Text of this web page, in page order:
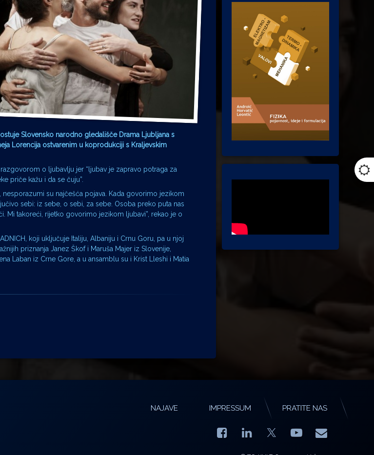
Slovensko narodno gledališče Drama Ljubljana s
Lorencija ostvarenim u koprodukciji s Kraljevskim
o ljubavlju jer “ljubav je zapravo potraga za
priče kažu i da se čuju”.
nesporazumi su najčešća pojava. Kada govorimo jezikom
sebi: iz sebe, o sebi, za sebe. Osoba preko puta nas
Mi takoreći, rijetko govorimo jezikom ljubavi”, rekao je o
koji uključuje Italiju, Albaniju i Crnu Goru, pa u njoj
priznanja Janez Škof i Maruša Majer iz Slovenije,
Laban iz Crne Gore, a u ansamblu su i Krist Lleshi i Matia
NAJAVE IMPRESSUM PRATITE NAS
Facebook
LinkedIn YouTube
E-mail